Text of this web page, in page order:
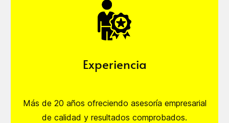
Experiencia
Más de 20 años ofreciendo asesoría empresarial
de calidad y resultados comprobados.